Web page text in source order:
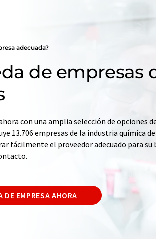
adecuada?
de empresas
con una amplia selección de opciones
13.706 empresas de la industria química
fácilmente el proveedor adecuado para su
DE EMPRESA AHORA